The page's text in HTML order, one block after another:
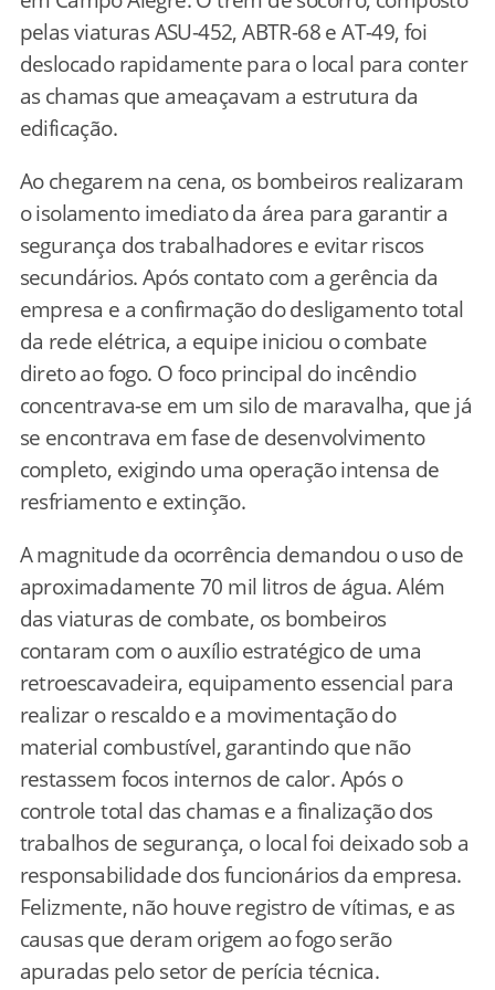
pelas viaturas ASU-452, ABTR-68 e AT-49, foi
deslocado rapidamente para o local para conter
as chamas que ameaçavam a estrutura da
edificação.
Ao chegarem na cena, os bombeiros realizaram
o isolamento imediato da área para garantir a
segurança dos trabalhadores e evitar riscos
secundários. Após contato com a gerência da
empresa e a confirmação do desligamento total
da rede elétrica, a equipe iniciou o combate
direto ao fogo. O foco principal do incêndio
concentrava-se em um silo de maravalha, que já
se encontrava em fase de desenvolvimento
completo, exigindo uma operação intensa de
resfriamento e extinção.
A magnitude da ocorrência demandou o uso de
aproximadamente 70 mil litros de água. Além
das viaturas de combate, os bombeiros
contaram com o auxílio estratégico de uma
retroescavadeira, equipamento essencial para
realizar o rescaldo e a movimentação do
material combustível, garantindo que não
restassem focos internos de calor. Após o
controle total das chamas e a finalização dos
trabalhos de segurança, o local foi deixado sob a
responsabilidade dos funcionários da empresa.
Felizmente, não houve registro de vítimas, e as
causas que deram origem ao fogo serão
apuradas pelo setor de perícia técnica.